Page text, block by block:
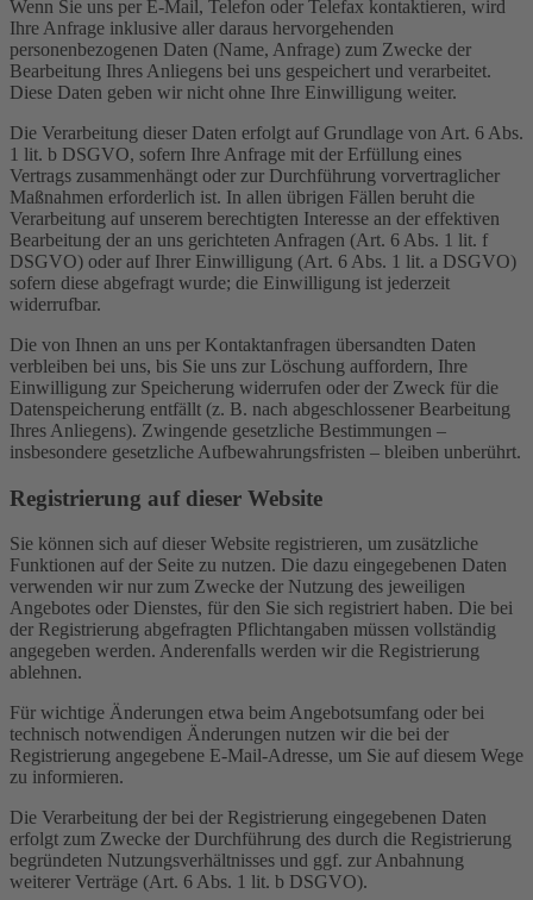
Wenn Sie uns per E-Mail, Telefon oder Telefax kontaktieren, wird
Ihre Anfrage inklusive aller daraus hervorgehenden
personenbezogenen Daten (Name, Anfrage) zum Zwecke der
Bearbeitung Ihres Anliegens bei uns gespeichert und verarbeitet.
Diese Daten geben wir nicht ohne Ihre Einwilligung weiter.
Die Verarbeitung dieser Daten erfolgt auf Grundlage von Art. 6 Abs.
1 lit. b DSGVO, sofern Ihre Anfrage mit der Erfüllung eines
Vertrags zusammenhängt oder zur Durchführung vorvertraglicher
Maßnahmen erforderlich ist. In allen übrigen Fällen beruht die
Verarbeitung auf unserem berechtigten Interesse an der effektiven
Bearbeitung der an uns gerichteten Anfragen (Art. 6 Abs. 1 lit. f
DSGVO) oder auf Ihrer Einwilligung (Art. 6 Abs. 1 lit. a DSGVO)
sofern diese abgefragt wurde; die Einwilligung ist jederzeit
widerrufbar.
Die von Ihnen an uns per Kontaktanfragen übersandten Daten
verbleiben bei uns, bis Sie uns zur Löschung auffordern, Ihre
Einwilligung zur Speicherung widerrufen oder der Zweck für die
Datenspeicherung entfällt (z. B. nach abgeschlossener Bearbeitung
Ihres Anliegens). Zwingende gesetzliche Bestimmungen –
insbesondere gesetzliche Aufbewahrungsfristen – bleiben unberührt.
Registrierung auf dieser Website
Sie können sich auf dieser Website registrieren, um zusätzliche
Funktionen auf der Seite zu nutzen. Die dazu eingegebenen Daten
verwenden wir nur zum Zwecke der Nutzung des jeweiligen
Angebotes oder Dienstes, für den Sie sich registriert haben. Die bei
der Registrierung abgefragten Pflichtangaben müssen vollständig
angegeben werden. Anderenfalls werden wir die Registrierung
ablehnen.
Für wichtige Änderungen etwa beim Angebotsumfang oder bei
technisch notwendigen Änderungen nutzen wir die bei der
Registrierung angegebene E-Mail-Adresse, um Sie auf diesem Wege
zu informieren.
Die Verarbeitung der bei der Registrierung eingegebenen Daten
erfolgt zum Zwecke der Durchführung des durch die Registrierung
begründeten Nutzungsverhältnisses und ggf. zur Anbahnung
weiterer Verträge (Art. 6 Abs. 1 lit. b DSGVO).